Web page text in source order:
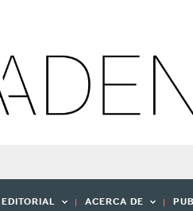
ACERCA DE